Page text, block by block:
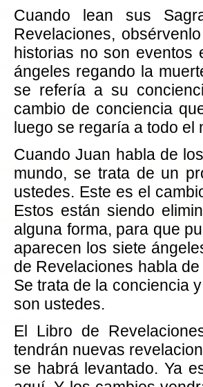
Cuando lean sus
Revelaciones,
historias no son eventos
ángeles regando la
se refería a su
cambio de conciencia
luego se regaría a todo el
Cuando Juan habla de
mundo, se trata de un
ustedes. Este es el
Estos están siendo
alguna forma, para que
aparecen los siete
de Revelaciones habla
Se trata de la conciencia
son ustedes.
El Libro de
tendrán nuevas
se habrá levantado. Ya